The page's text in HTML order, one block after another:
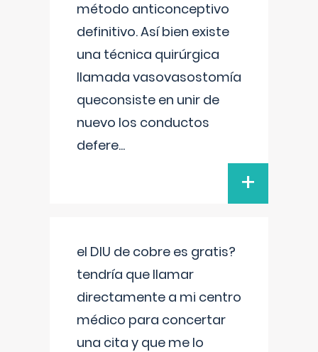
método anticonceptivo
definitivo. Así bien existe
una técnica quirúrgica
llamada vasovasostomía
queconsiste en unir de
nuevo los conductos
defere...
+
el DIU de cobre es gratis?
tendría que llamar
directamente a mi centro
médico para concertar
una cita y que me lo